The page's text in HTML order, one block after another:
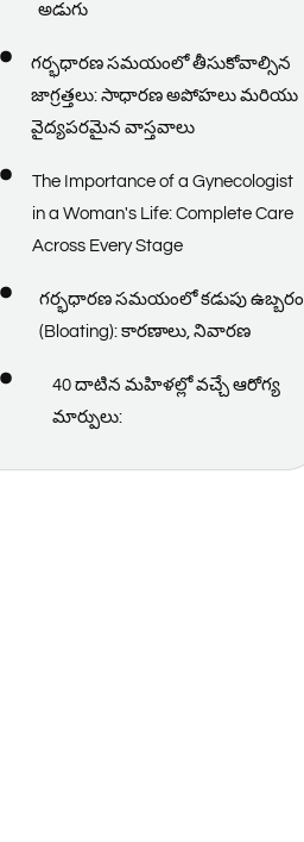
అడుగు
గర్భధారణ సమయంలో తీసుకోవాల్సిన
జాగ్రత్తలు: సాధారణ అపోహలు మరియు
వైద్యపరమైన వాస్తవాలు
The Importance of a Gynecologist
in a Woman's Life: Complete Care
Across Every Stage
గర్భధారణ సమయంలో కడుపు ఉబ్బరం
(Bloating): కారణాలు, నివారణ
40 దాటిన మహిళల్లో వచ్చే ఆరోగ్య
మార్పులు: